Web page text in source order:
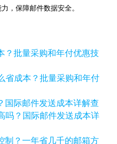
，保障邮件数据安全。
省成本？批量采购和年付
查
吗？国际邮件发送成本详